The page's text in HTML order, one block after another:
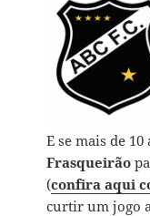
E se mais de
Frasqueirão
(confira aqui
curtir um jogo